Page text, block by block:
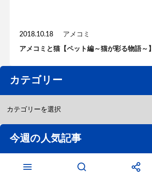
2018.10.18 アメコミ
アメコミと猫【ペット編～猫が彩る物語～】
カテゴリー
今週の人気記事
1位